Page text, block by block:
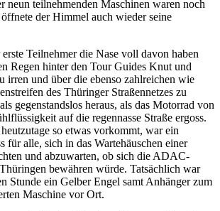
neun teilnehmenden Maschinen waren noch
der Himmel auch wieder seine
Teilnehmer die Nase voll davon haben
Regen hinter den Tour Guides Knut und
irren und über die ebenso zahlreichen wie
des Thüringer Straßennetzes zu
gegenstandslos heraus, als das Motorrad von
auf die regennasse Straße ergoss.
so etwas vorkommt, war ein
für alle, sich in das Wartehäuschen einer
und abzuwarten, ob sich die ADAC-
bewähren würde. Tatsächlich war
Stunde ein Gelber Engel samt Anhänger zum
Maschine vor Ort.